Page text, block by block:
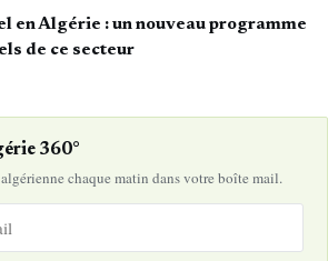
en Algérie : un nouveau programme
de ce secteur
360°
chaque matin dans votre boîte mail.